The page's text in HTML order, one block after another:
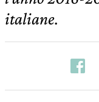
italiane.